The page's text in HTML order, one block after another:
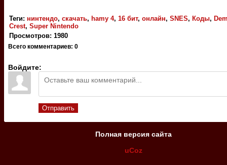
Теги: нинтендо, скачать, hamy 4, 16 бит, онлайн, SNES, Коды,
Crest, Super Nintendo
Просмотров: 1980
Всего комментариев: 0
Войдите:
Отправить
Полная версия сайта
uCoz